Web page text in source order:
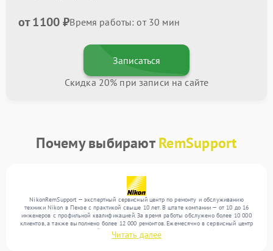
от 1100 ₽Время работы: от 30 мин
Записаться
Скидка 20% при записи на сайте
Почему выбираютRemSupport
NikonRemSupport — экспертный сервисный центр по ремонту и обслуживанию
техники Nikon в Пензе с практикой свыше 10 лет. В штате компании — от 10 до 16
инженеров с профильной квалификацией. За время работы обслужено более 10 000
клиентов, а также выполнено более 12 000 ремонтов. Ежемесячно в сервисный центр
поступает от 300 устройств, включая , , . Мы работаем с широким спектром
неисправностей и поддерживаем высокий стандарт качества благодаря
Читать далее